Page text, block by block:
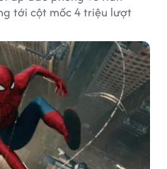
tới cột mốc 4 triệu lượt